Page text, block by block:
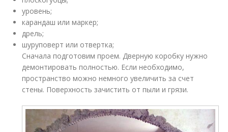
уровень;
карандаш или маркер;
дрель;
шуруповерт или отвертка;
Сначала подготовим проем. Дверную коробку нужно
демонтировать полностью. Если необходимо,
пространство можно немного увеличить за счет
стены. Поверхность зачистить от пыли и грязи.